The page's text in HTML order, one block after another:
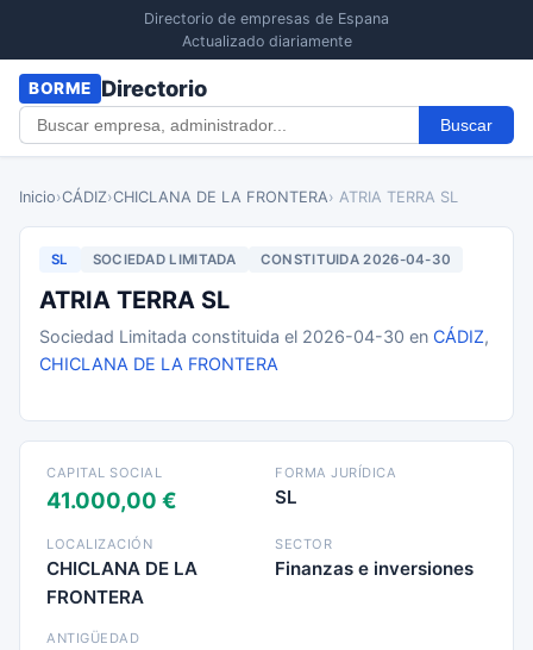
Directorio de empresas de Espana
Actualizado diariamente
BORME Directorio
Buscar
Inicio›CÁDIZ›CHICLANA DE LA FRONTERA› ATRIA TERRA SL
SL SOCIEDAD LIMITADA CONSTITUIDA 2026-04-30
ATRIA TERRA SL
Sociedad Limitada constituida el 2026-04-30 en CÁDIZ,
CHICLANA DE LA FRONTERA
CAPITAL SOCIAL
41.000,00 €
FORMA JURÍDICA
SL
LOCALIZACIÓN
CHICLANA DE LA
FRONTERA
SECTOR
Finanzas e inversiones
ANTIGÜEDAD